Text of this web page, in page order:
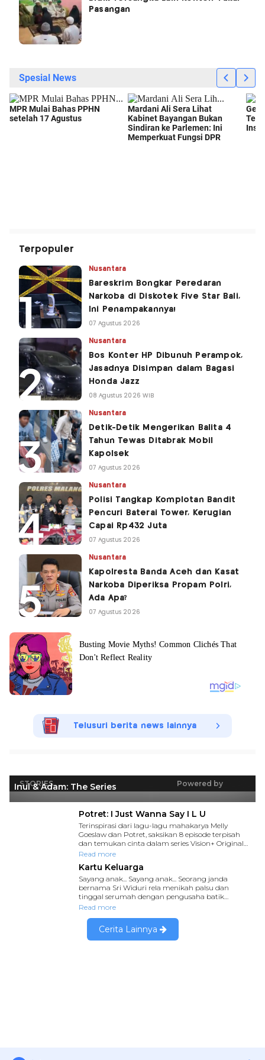
Pasangan
Terpopuler
Nusantara
Bareskrim Bongkar Peredaran
Narkoba di Diskotek Five Star Bali,
Ini Penampakannya!
07 Agustus 2026
Nusantara
Bos Konter HP Dibunuh Perampok,
Jasadnya Disimpan dalam Bagasi
Honda Jazz
08 Agustus 2026 WIB
Nusantara
Detik-Detik Mengerikan Balita 4
Tahun Tewas Ditabrak Mobil
Kapolsek
07 Agustus 2026
Nusantara
Polisi Tangkap Komplotan Bandit
Pencuri Baterai Tower, Kerugian
Capai Rp432 Juta
07 Agustus 2026
Nusantara
Kapolresta Banda Aceh dan Kasat
Narkoba Diperiksa Propam Polri,
Ada Apa?
07 Agustus 2026
Telusuri berita news lainnya